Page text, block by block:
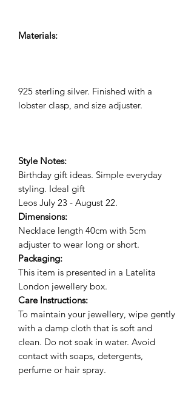
Materials:
925 sterling silver. Finished with a
lobster clasp, and size adjuster.
Style Notes:
Birthday gift ideas. Simple everyday
styling. Ideal gift
Leos July 23 - August 22.
Dimensions:
Necklace length 40cm with 5cm
adjuster to wear long or short.
Packaging:
This item is presented in a Latelita
London jewellery box.
Care Instructions:
To maintain your jewellery, wipe gently
with a damp cloth that is soft and
clean. Do not soak in water. Avoid
contact with soaps, detergents,
perfume or hair spray.